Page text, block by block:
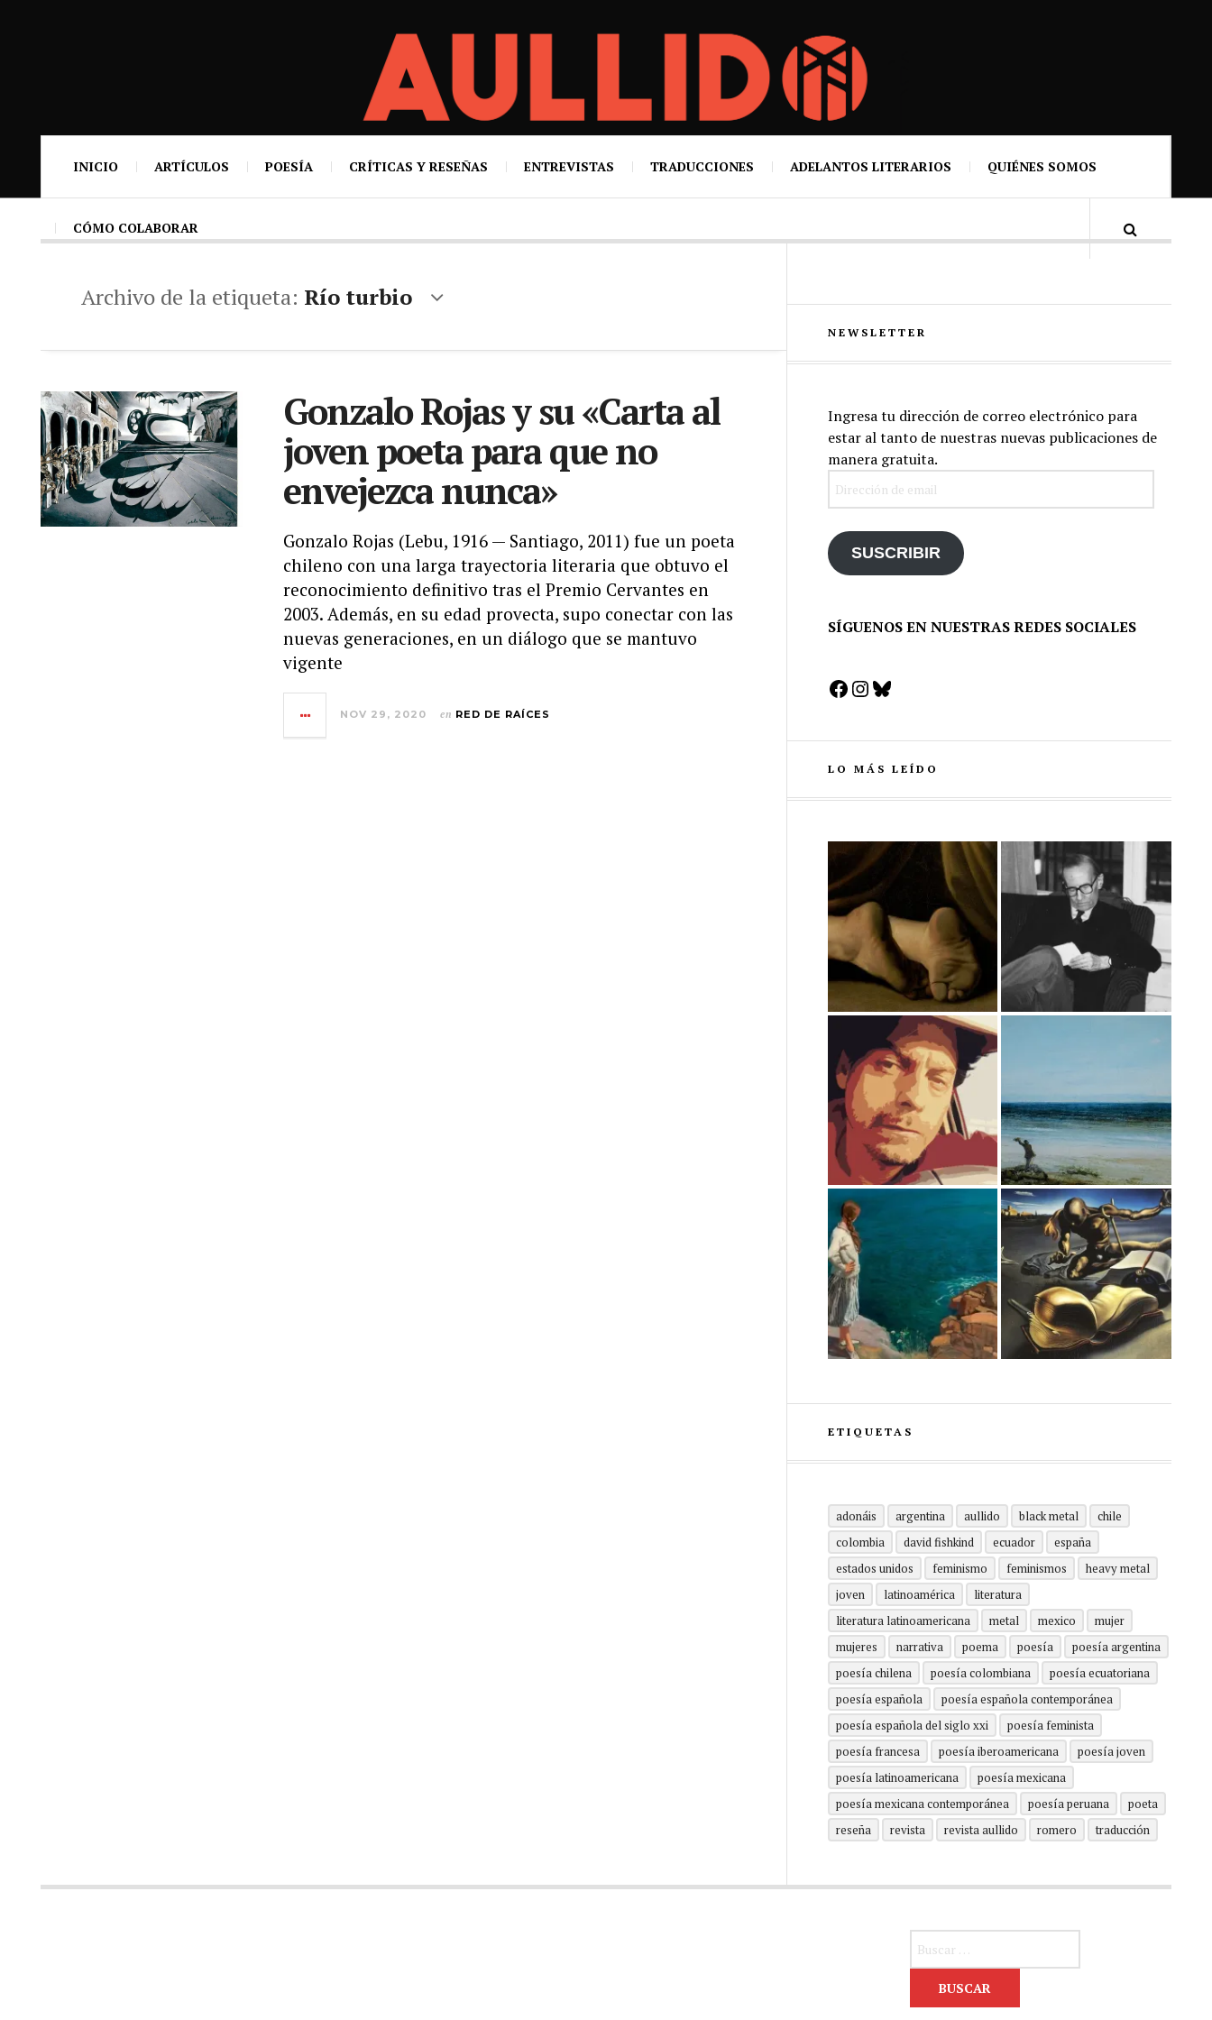
INICIO ARTÍCULOS POESÍA CRÍTICAS Y RESEÑAS ENTREVISTAS TRADUCCIONES ADELANTOS LITERARIOS QUIÉNES SOMOS
CÓMO COLABORAR
Archivo de la etiqueta: Río turbio
Gonzalo Rojas y su «Carta al
joven poeta para que no
envejezca nunca»
Gonzalo Rojas (Lebu, 1916​ — Santiago, 2011) fue un poeta
chileno con una larga trayectoria literaria que obtuvo el
reconocimiento definitivo tras el Premio Cervantes en
2003. Además, en su edad provecta, supo conectar con las
nuevas generaciones, en un diálogo que se mantuvo
vigente
NOV 29, 2020 en RED DE RAÍCES
NEWSLETTER
Ingresa tu dirección de correo electrónico para
estar al tanto de nuestras nuevas publicaciones de
manera gratuita.
SUSCRIBIR
SÍGUENOS EN NUESTRAS REDES SOCIALES
Facebook
Instagram
Bluesky
LO MÁS LEÍDO
ETIQUETAS
adonáis argentina aullido black metal
chile
colombia
david fishkind ecuador
españa
estados unidos
feminismo feminismos
heavy metal
joven
latinoamérica
literatura
literatura latinoamericana
metal mexico
mujer
mujeres
narrativa poema poesía
poesía argentina
poesía chilena
poesía colombiana
poesía ecuatoriana
poesía española
poesía española contemporánea
poesía española del siglo xxi
poesía feminista
poesía francesa
poesía iberoamericana
poesía joven
poesía latinoamericana
poesía mexicana
poesía mexicana contemporánea
poesía peruana
poeta
reseña
revista revista aullido romero traducción